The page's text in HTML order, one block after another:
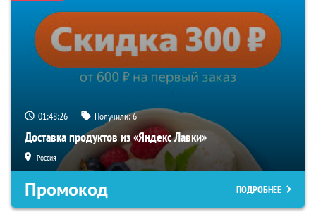
01:48:26 Получили:6
Доставка продуктов из «Яндекс Лавки»
Россия
Промокод ПОДРОБНЕЕ